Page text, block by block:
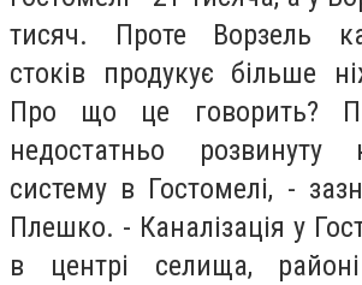
тисяч. Проте Ворзель
стоків продукує більше
Про що це говорить?
недостатньо розвинуту
систему в Гостомелі, -
Плешко. - Каналізація у
в центрі селища, районі